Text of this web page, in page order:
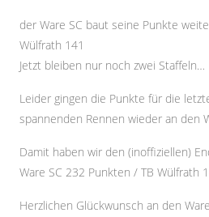
der Ware SC baut seine Punkte
Wülfrath 141
Jetzt bleiben nur noch zwei Staffeln…
Leider gingen die Punkte für die
spannenden Rennen wieder an den
Damit haben wir den (inoffiziellen)
Ware SC 232 Punkten / TB Wülfrath
Herzlichen Glückwunsch an den